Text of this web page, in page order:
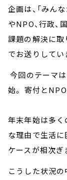
企画は、「みん
やNPO、行政、
課題の解決に取
でお送りしてい
今回のテーマ
始。 寄付と
年末年始は多く
な理由で生活
ケースが相次ぎ
こうした状況